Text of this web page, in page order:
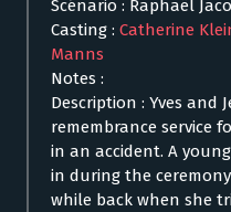
Scénario : Raphaël
Casting : Catherine
Manns
Notes :
Description : Yves and
remembrance service
in an accident. A
in during the
while back when she